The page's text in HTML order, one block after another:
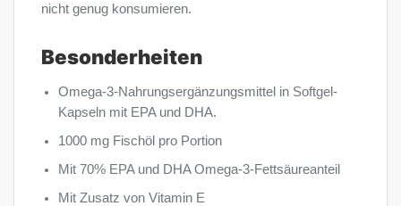
nicht genug konsumieren.
Besonderheiten
Omega-3-Nahrungsergänzungsmittel in Softgel-
Kapseln mit EPA und DHA.
1000 mg Fischöl pro Portion
Mit 70% EPA und DHA Omega-3-Fettsäureanteil
Mit Zusatz von Vitamin E